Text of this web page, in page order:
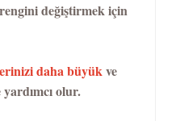
değiştirmek için
daha büyükve
olur.